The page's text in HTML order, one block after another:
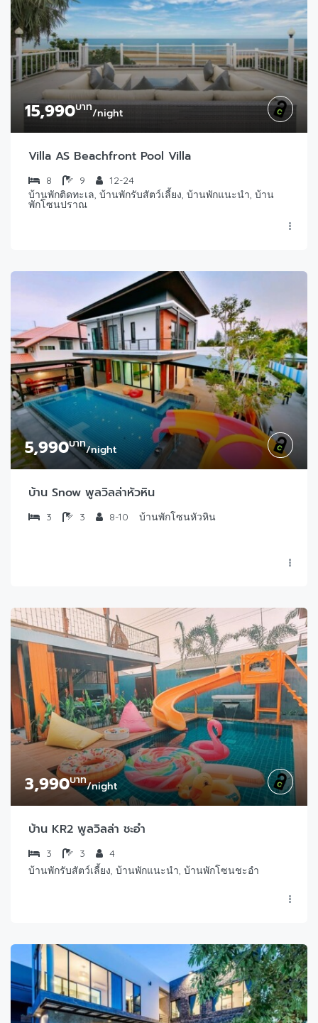
15,990บาท/night
Villa AS Beachfront Pool Villa
8 9
12-24
บ้านพักติดทะเล, บ้านพักรับสัตว์เลี้ยง, บ้านพักแนะนำ, บ้าน
พักโซนปราณ
5,990บาท/night
บ้าน Snow พูลวิลล่าหัวหิน
3 3 8-10 บ้านพักโซนหัวหิน
3,990บาท/night
บ้าน KR2 พูลวิลล่า ชะอำ
3 3
4
บ้านพักรับสัตว์เลี้ยง, บ้านพักแนะนำ, บ้านพักโซนชะอำ